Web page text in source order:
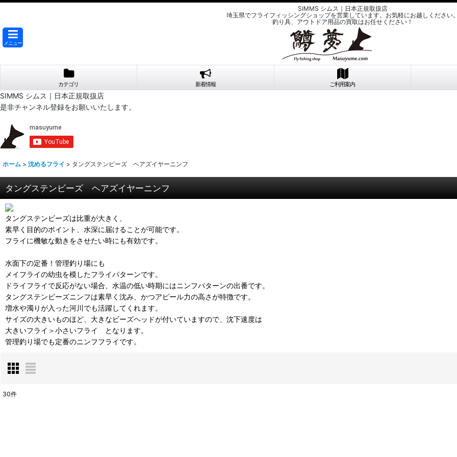
SIMMS シムス｜日本正規取扱店
埼玉県でフライフィッシングショップを営業しています。お気軽にお越しください。
釣り具、アウトドア用品の買取はお任せください！
メニュー
カテゴリ 新着情報 ご利用案内
SIMMS シムス｜日本正規取扱店
是非チャンネル登録をお願いいたします。
ホーム > 沈めるフライ > タングステンビーズ ヘアズイヤーニンフ
タングステンビーズ ヘアズイヤーニンフ
タングステンビーズは比重が大きく、
素早く目的のポイント、水深に届けることが可能です。
フライに機敏な動きをさせたい時にも有効です。
水面下の定番！管理釣り場にも
メイフライの幼虫を模したフライパターンです。
ドライフライで反応がない場合、水温の低い時期にはニンフパターンの出番です。
タングステンビーズニンフは素早く沈み、かつアピール力の高さが特徴です。
増水や濁りが入った河川でも活躍してくれます。
サイズの大きいものほど、大きなビーズヘッドが付いていますので、沈下速度は
大きいフライ＞小さいフライ となります。
管理釣り場でも定番のニンフフライです。
30件